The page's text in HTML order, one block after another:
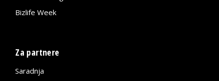
Bizlife Week
Za partnere
Saradnja